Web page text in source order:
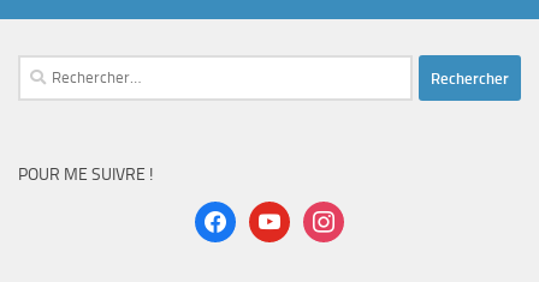
Rechercher :
POUR ME SUIVRE !
facebookyoutubeinstagram